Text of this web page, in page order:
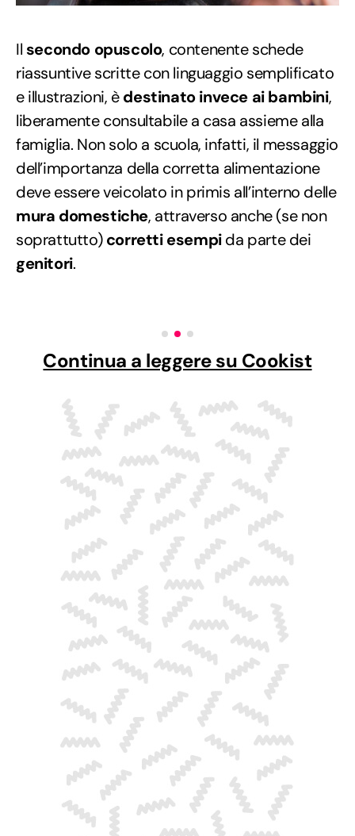
Il secondo opuscolo, contenente schede
riassuntive scritte con linguaggio semplificato
e illustrazioni, èdestinato invece ai bambini,
liberamente consultabile a casa assieme alla
famiglia. Non solo a scuola, infatti, il messaggio
dell’importanza della corretta alimentazione
deve essere veicolato in primis all’interno delle
mura domestiche, attraverso anche (se non
soprattutto)corretti esempida parte dei
genitori.
Continua a leggere su Cookist